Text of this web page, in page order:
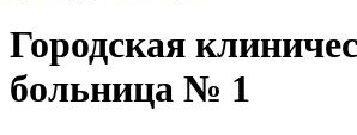
Городская
больница № 1